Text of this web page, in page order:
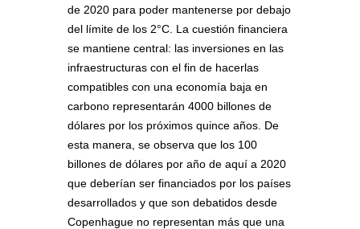
de 2020 para poder mantenerse por debajo
del límite de los 2°C. La cuestión financiera
se mantiene central: las inversiones en las
infraestructuras con el fin de hacerlas
compatibles con una economía baja en
carbono representarán 4000 billones de
dólares por los próximos quince años. De
esta manera, se observa que los 100
billones de dólares por año de aquí a 2020
que deberían ser financiados por los países
desarrollados y que son debatidos desde
Copenhague no representan más que una